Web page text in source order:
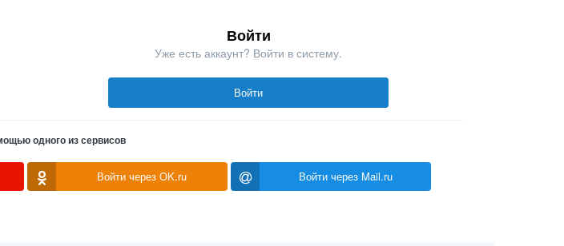
Войти
Уже есть аккаунт? Войти в систему.
Войти
одного из сервисов
Войти через OK.ru Войти через Mail.ru